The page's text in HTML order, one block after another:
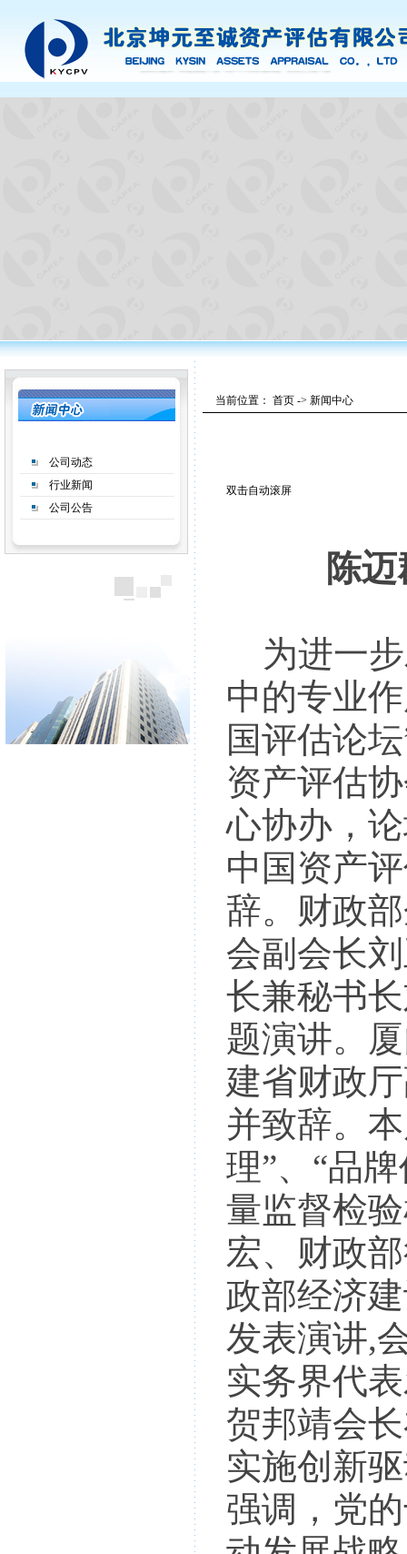
公司动态
行业新闻
公司公告
当前位置： 首页 -> 新闻中心
双击自动滚屏
陈
为进一步
中的专业
国评估论
资产评估
心协办，
中国资产
辞。财政
会副会长
长兼秘书
题演讲。
建省财政
并致辞。
理”、“品
量监督检
宏、财政
政部经济
发表演讲,
实务界代
贺邦靖会
实施创新
强调，党